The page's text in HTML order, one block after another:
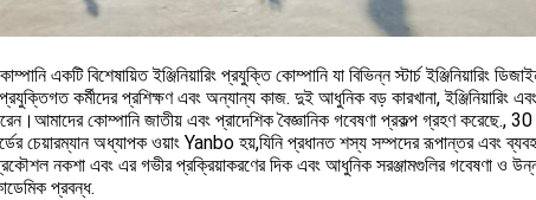
একটি বিশেষায়িত ইঞ্জিনিয়ারিং প্রযুক্তি কোম্পানি যা বিভিন্ন স্টার্চ ইঞ্জিনিয়ারিং
কর্মীদের প্রশিক্ষণ এবং অন্যান্য কাজ. দুই আধুনিক বড় কারখানা, ইঞ্জিনিয়ারিং
কোম্পানি জাতীয় এবং প্রাদেশিক বৈজ্ঞানিক গবেষণা প্রকল্প গ্রহণ করেছে., 30
চেয়ারম্যান অধ্যাপক ওয়াং Yanbo হয়,যিনি প্রধানত শস্য সম্পদের রূপান্তর এবং
প্রকৌশল নকশা এবং এর গভীর প্রক্রিয়াকরণের দিক এবং আধুনিক সরঞ্জামগুলির গবেষণা ও
প্রবন্ধ.